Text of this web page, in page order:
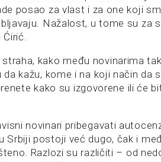
posao za vlast i za one koji
Nažalost, u tome su za
Ćirić.
kako među novinarima
kažu, kome i na koji način da
kako su izgovorene ili će
novinari pribegavati
Srbiji postoji već dugo, čak i
Razlozi su različiti – od